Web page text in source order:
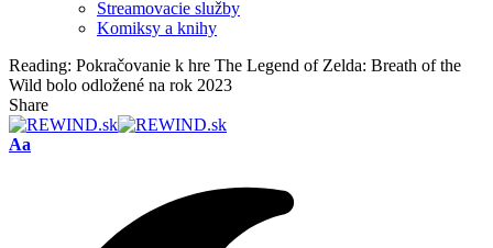
Streamovacie služby
Komiksy a knihy
Reading: Pokračovanie k hre The Legend of Zelda: Breath of the
Wild bolo odložené na rok 2023
Share
Font
Aa